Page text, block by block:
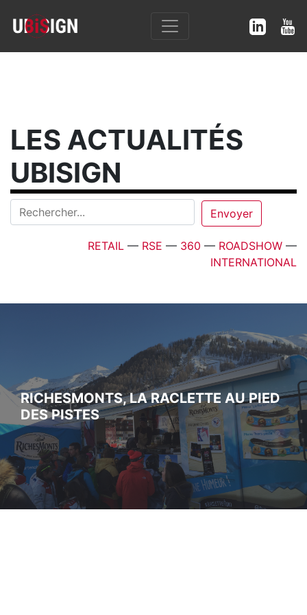
LES ACTUALITÉS
UBISIGN
RETAIL — RSE — 360 — ROADSHOW —
INTERNATIONAL
RICHESMONTS, LA RACLETTE AU PIED
DES PISTES